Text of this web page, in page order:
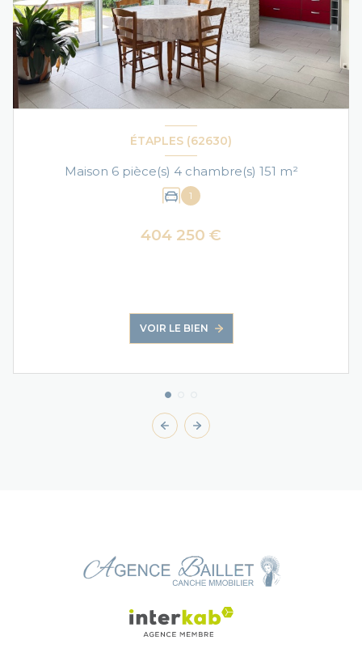
ÉTAPLES (62630)
Maison 6 pièce(s) 4 chambre(s) 151 m²
1
404 250 €
VOIR LE BIEN